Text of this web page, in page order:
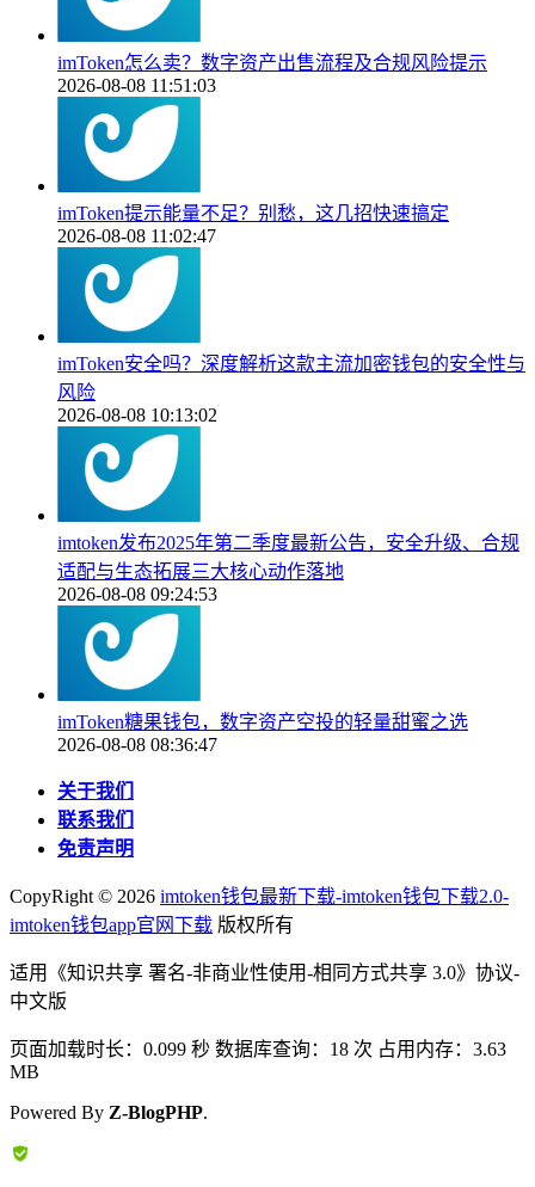
imToken怎么卖？数字资产出售流程及合规风险提示
2026-08-08 11:51:03
imToken提示能量不足？别愁，这几招快速搞定
2026-08-08 11:02:47
imToken安全吗？深度解析这款主流加密钱包的安全性与
风险
2026-08-08 10:13:02
imtoken发布2025年第二季度最新公告，安全升级、合规
适配与生态拓展三大核心动作落地
2026-08-08 09:24:53
imToken糖果钱包，数字资产空投的轻量甜蜜之选
2026-08-08 08:36:47
关于我们
联系我们
免责声明
CopyRight © 2026 imtoken钱包最新下载-imtoken钱包下载2.0-
imtoken钱包app官网下载 版权所有
适用《知识共享 署名-非商业性使用-相同方式共享 3.0》协议-
中文版
页面加载时长：0.099 秒 数据库查询：18 次 占用内存：3.63
MB
Powered By Z-BlogPHP.